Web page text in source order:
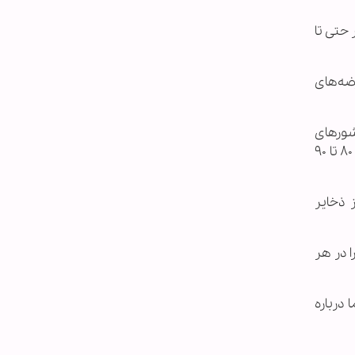
حتی تا
صادرکننده هم نیست؛ زیرا باعث ظهور گزینه‌های جایگزین می‌شود و تعادل بازار را بر هم می‌زند. قیمت عادلانه نفت، بین ۸۰ تا ۹۰
ذخایر
در هر